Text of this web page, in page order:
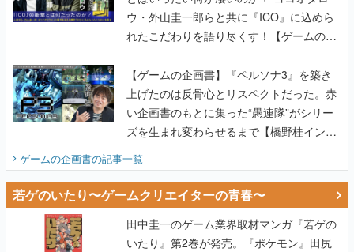
ウ・外山圭一郎らと共に『ICO』に込めら
れたこだわりを語り尽くす！【ゲームの企
画書】
【ゲームの企画書】『ペルソナ3』を築き
上げたのは反骨心とリスペクトだった。赤
い企画書のもとに集った“愚連隊”がシリー
ズを生まれ変わらせるまで【橋野桂インタ
ビュー】
ゲームの企画書の記事一覧
若ゲのいたり〜ゲームクリエイターの青春〜
田中圭一のゲーム業界取材マンガ『若ゲの
いたり』第2巻が発売。『ポケモン』田尻